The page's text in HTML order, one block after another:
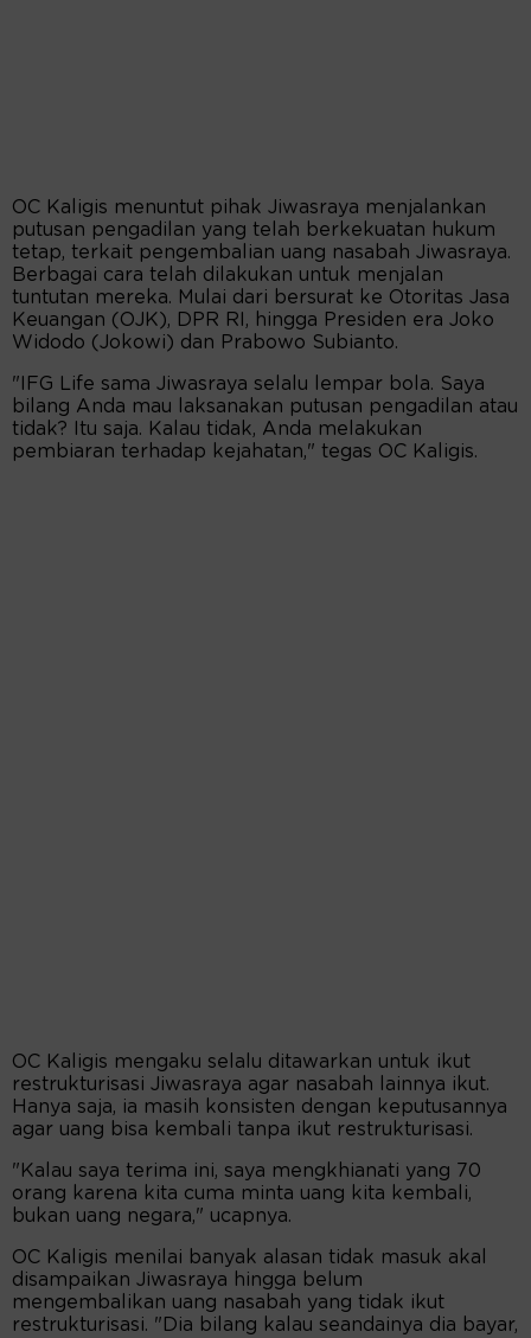
OC Kaligis menuntut pihak Jiwasraya menjalankan
putusan pengadilan yang telah berkekuatan hukum
tetap, terkait pengembalian uang nasabah Jiwasraya.
Berbagai cara telah dilakukan untuk menjalan
tuntutan mereka. Mulai dari bersurat ke Otoritas Jasa
Keuangan (OJK), DPR RI, hingga Presiden era Joko
Widodo (Jokowi) dan Prabowo Subianto.
"IFG Life sama Jiwasraya selalu lempar bola. Saya
bilang Anda mau laksanakan putusan pengadilan atau
tidak? Itu saja. Kalau tidak, Anda melakukan
pembiaran terhadap kejahatan," tegas OC Kaligis.
OC Kaligis mengaku selalu ditawarkan untuk ikut
restrukturisasi Jiwasraya agar nasabah lainnya ikut.
Hanya saja, ia masih konsisten dengan keputusannya
agar uang bisa kembali tanpa ikut restrukturisasi.
"Kalau saya terima ini, saya mengkhianati yang 70
orang karena kita cuma minta uang kita kembali,
bukan uang negara," ucapnya.
OC Kaligis menilai banyak alasan tidak masuk akal
disampaikan Jiwasraya hingga belum
mengembalikan uang nasabah yang tidak ikut
restrukturisasi. "Dia bilang kalau seandainya dia bayar,